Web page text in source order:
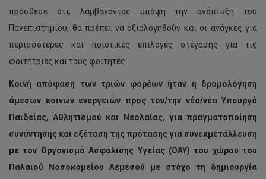
πρόσθεσε ότι, λαμβάνοντας υπόψη την ανάπτυξη του
Πανεπιστημίου, θα πρέπει να αξιολογηθούν και οι ανάγκες για
περισσότερες και ποιοτικές επιλογές στέγασης για τις
φοιτήτριες και τους φοιτητές.
Κοινή απόφαση των τριών φορέων ήταν η δρομολόγηση
άμεσων κοινών ενεργειών προς τον/την νέο/νέα Υπουργό
Παιδείας, Αθλητισμού και Νεολαίας, για πραγματοποίηση
συνάντησης και εξέταση της πρότασης για συνεκμετάλλευση
με τον Οργανισμό Ασφάλισης Υγείας (ΟΑΥ) του χώρου του
Παλαιού Νοσοκομείου Λεμεσού με στόχο τη δημιουργία